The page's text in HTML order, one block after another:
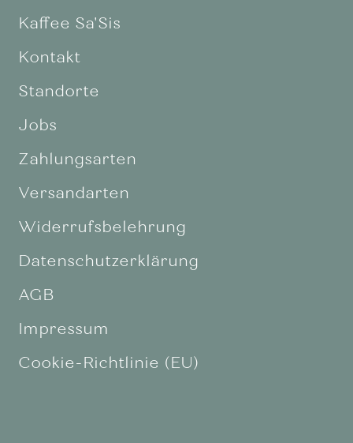
Kaffee Sa'Sis
Kontakt
Standorte
Jobs
Zahlungsarten
Versandarten
Widerrufsbelehrung
Datenschutzerklärung
AGB
Impressum
Cookie-Richtlinie (EU)